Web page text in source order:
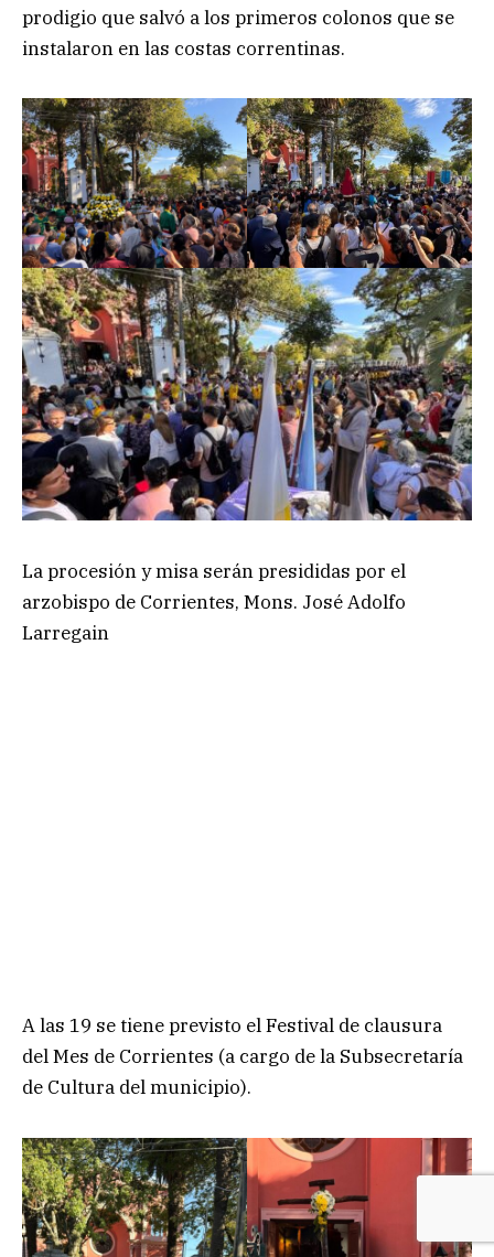
prodigio que salvó a los primeros colonos que se
instalaron en las costas correntinas.
La procesión y misa serán presididas por el
arzobispo de Corrientes, Mons. José Adolfo
Larregain
A las 19 se tiene previsto el Festival de clausura
del Mes de Corrientes (a cargo de la Subsecretaría
de Cultura del municipio).